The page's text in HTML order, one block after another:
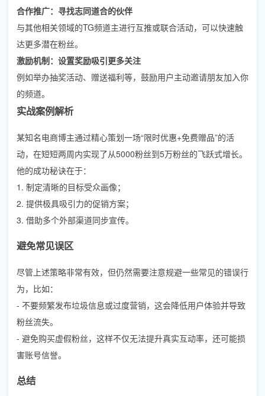
合作推广：寻找志同道合的伙伴
与其他相关领域的TG频道主进行互推或联合活动，可以快速触
达更多潜在粉丝。
激励机制：设置奖励吸引更多关注
例如举办抽奖活动、赠送福利等，鼓励用户主动邀请朋友加入你
的频道。
实战案例解析
某知名电商博主通过精心策划一场“限时优惠+免费赠品”的活
动，在短短两周内实现了从5000粉丝到5万粉丝的飞跃式增长。
他的成功秘诀在于：
1. 制定清晰的目标受众画像；
2. 提供极具吸引力的促销方案；
3. 借助多个外部渠道同步宣传。
避免常见误区
尽管上述策略非常有效，但仍然需要注意规避一些常见的错误行
为，比如：
- 不要频繁发布垃圾信息或过度营销，这会降低用户体验并导致
粉丝流失。
- 避免购买虚假粉丝，这样不仅无法提升真实互动率，还可能损
害账号信誉。
总结